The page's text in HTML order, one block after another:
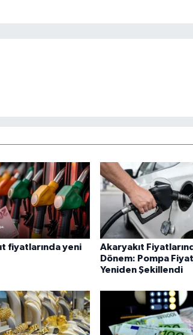
fiyatlarında yeni
Akaryakıt
Dönem: Pompa
Yeniden Şekillendi